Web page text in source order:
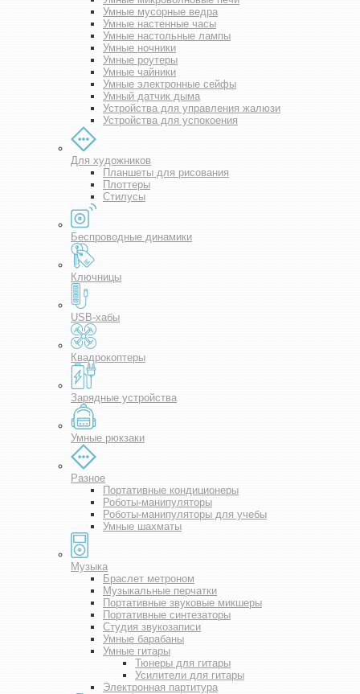
Умные мусорные ведра
Умные настенные часы
Умные настольные лампы
Умные ночники
Умные роутеры
Умные чайники
Умные электронные сейфы
Умный датчик дыма
Устройства для управления жалюзи
Устройства для успокоения
Для художников
Планшеты для рисования
Плоттеры
Стилусы
Беспроводные динамики
Ключницы
USB-хабы
Квадрокоптеры
Зарядные устройства
Умные рюкзаки
Разное
Портативные кондиционеры
Роботы-манипуляторы
Роботы-манипуляторы для учебы
Умные шахматы
Музыка
Браслет метроном
Музыкальные перчатки
Портативные звуковые микшеры
Портативные синтезаторы
Студия звукозаписи
Умные барабаны
Умные гитары
Тюнеры для гитары
Усилители для гитары
Электронная партитура